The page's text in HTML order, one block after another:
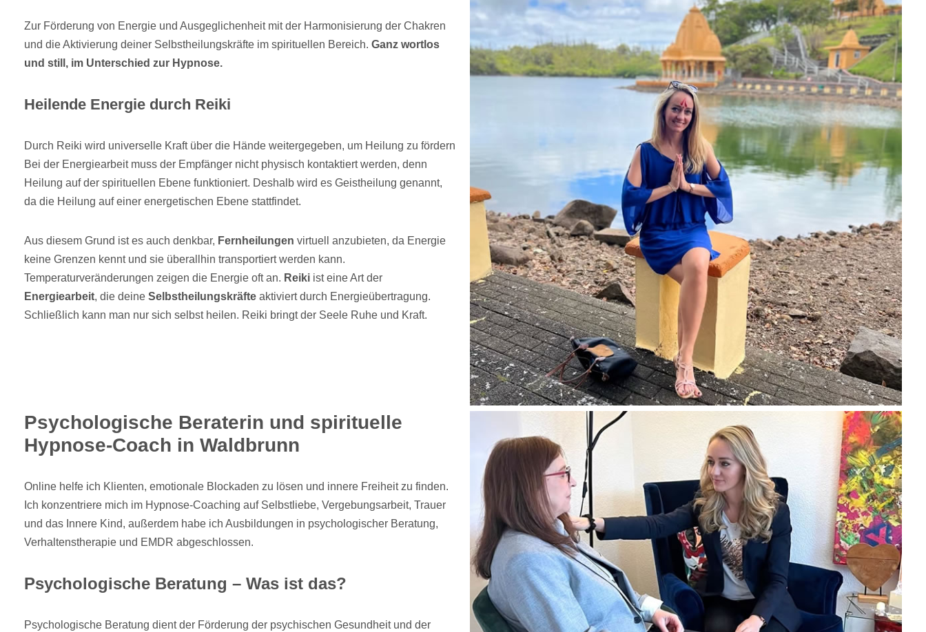
Zur Förderung von Energie und Ausgeglichenheit mit der Harmonisierung der Chakren
und die Aktivierung deiner Selbstheilungskräfte im spirituellen Bereich. Ganz wortlos
und still, im Unterschied zur Hypnose.
Heilende Energie durch Reiki
Durch Reiki wird universelle Kraft über die Hände weitergegeben, um Heilung zu fördern
Bei der Energiearbeit muss der Empfänger nicht physisch kontaktiert werden, denn
Heilung auf der spirituellen Ebene funktioniert. Deshalb wird es Geistheilung genannt,
da die Heilung auf einer energetischen Ebene stattfindet.
Aus diesem Grund ist es auch denkbar, Fernheilungen virtuell anzubieten, da Energie
keine Grenzen kennt und sie überallhin transportiert werden kann.
Temperaturveränderungen zeigen die Energie oft an. Reiki ist eine Art der
Energiearbeit, die deine Selbstheilungskräfte aktiviert durch Energieübertragung.
Schließlich kann man nur sich selbst heilen. Reiki bringt der Seele Ruhe und Kraft.
Psychologische Beraterin und spirituelle
Hypnose-Coach in Waldbrunn
Online helfe ich Klienten, emotionale Blockaden zu lösen und innere Freiheit zu finden.
Ich konzentriere mich im Hypnose-Coaching auf Selbstliebe, Vergebungsarbeit, Trauer
und das Innere Kind, außerdem habe ich Ausbildungen in psychologischer Beratung,
Verhaltenstherapie und EMDR abgeschlossen.
Psychologische Beratung – Was ist das?
Psychologische Beratung dient der Förderung der psychischen Gesundheit und der